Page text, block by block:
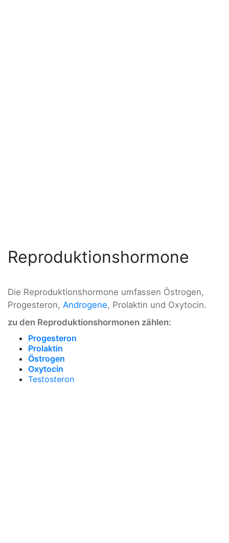
Reproduktionshormone
Die Reproduktionshormone umfassen Östrogen,
Progesteron, Androgene, Prolaktin und Oxytocin.
zu den Reproduktionshormonen zählen:
Progesteron
Prolaktin
Östrogen
Oxytocin
Testosteron